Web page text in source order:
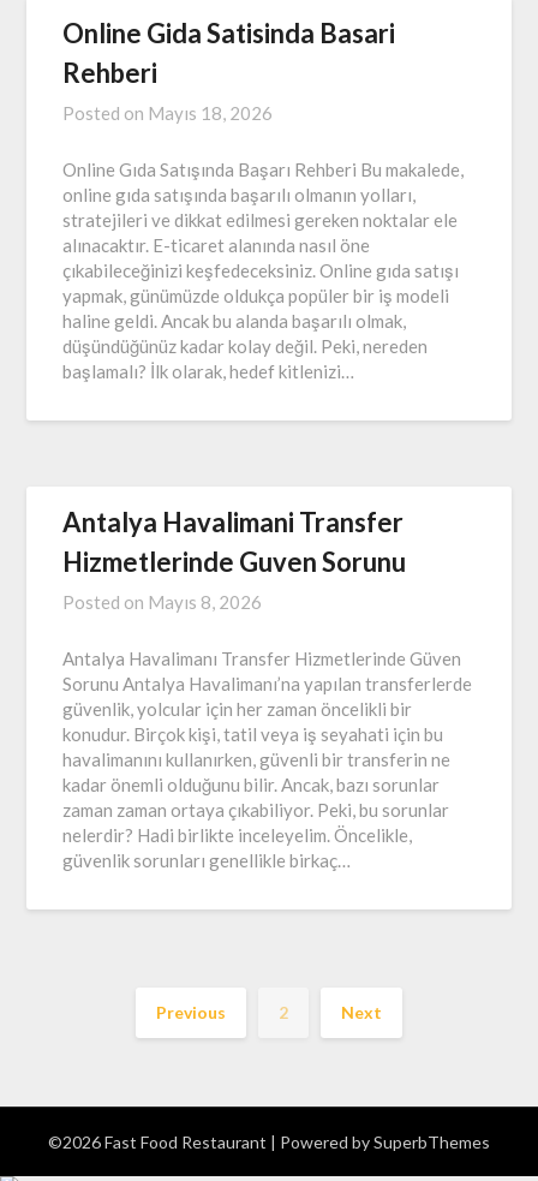
Online Gida Satisinda Basari
Rehberi
Posted on Mayıs 18, 2026
Online Gıda Satışında Başarı Rehberi Bu makalede,
online gıda satışında başarılı olmanın yolları,
stratejileri ve dikkat edilmesi gereken noktalar ele
alınacaktır. E-ticaret alanında nasıl öne
çıkabileceğinizi keşfedeceksiniz. Online gıda satışı
yapmak, günümüzde oldukça popüler bir iş modeli
haline geldi. Ancak bu alanda başarılı olmak,
düşündüğünüz kadar kolay değil. Peki, nereden
başlamalı? İlk olarak, hedef kitlenizi…
Antalya Havalimani Transfer
Hizmetlerinde Guven Sorunu
Posted on Mayıs 8, 2026
Antalya Havalimanı Transfer Hizmetlerinde Güven
Sorunu Antalya Havalimanı’na yapılan transferlerde
güvenlik, yolcular için her zaman öncelikli bir
konudur. Birçok kişi, tatil veya iş seyahati için bu
havalimanını kullanırken, güvenli bir transferin ne
kadar önemli olduğunu bilir. Ancak, bazı sorunlar
zaman zaman ortaya çıkabiliyor. Peki, bu sorunlar
nelerdir? Hadi birlikte inceleyelim. Öncelikle,
güvenlik sorunları genellikle birkaç…
Previous 2 Next
©2026 Fast Food Restaurant | Powered bySuperbThemes